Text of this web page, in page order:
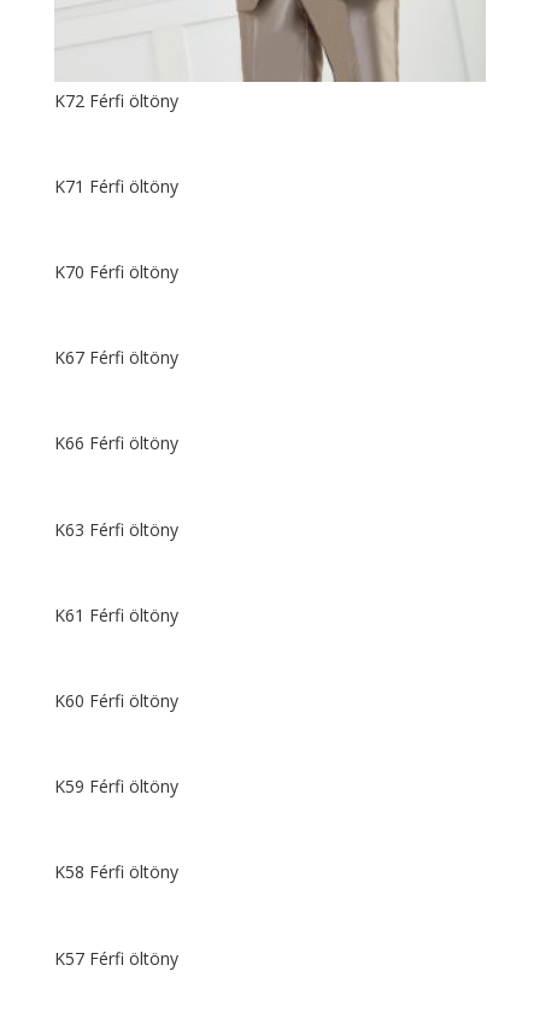
K72 Férfi öltöny
K71 Férfi öltöny
K70 Férfi öltöny
K67 Férfi öltöny
K66 Férfi öltöny
K63 Férfi öltöny
K61 Férfi öltöny
K60 Férfi öltöny
K59 Férfi öltöny
K58 Férfi öltöny
K57 Férfi öltöny